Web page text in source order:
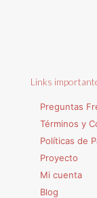
Links
Preguntas
Términos y
Políticas de
Proyecto
Mi cuenta
Blog